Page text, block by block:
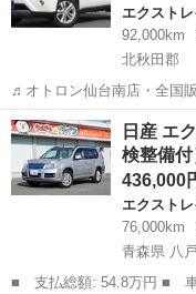
エクスト
92,000km
北秋田郡
♬オトロン仙台南店・全国販
0％!!!(^.^)/~~~ ＼今すぐ問合せよう／ 👍 バックカメラ👍 ☆ エク
ストレイル ２
秋田 北秋田郡 エ
日産 エ
検整備付
436,000
エクスト
76,000km
青森県 八
■ 支払総額: 54.8万円 ■ 車両本体価格： 436,000 円 ■ メーカー